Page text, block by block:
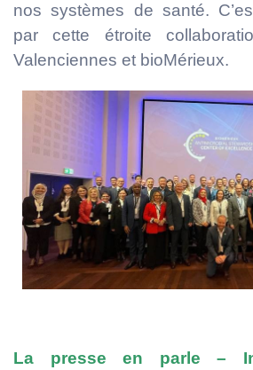
nos systèmes de santé.
par cette étroite
Valenciennes et bioMérieux.
La presse en parle –